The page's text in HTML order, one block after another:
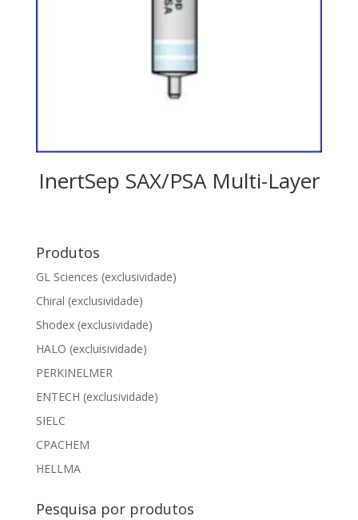
InertSep SAX/PSA Multi-Layer
Produtos
GL Sciences (exclusividade)
Chiral (exclusividade)
Shodex (exclusividade)
HALO (excluisividade)
PERKINELMER
ENTECH (exclusividade)
SIELC
CPACHEM
HELLMA
Pesquisa por produtos